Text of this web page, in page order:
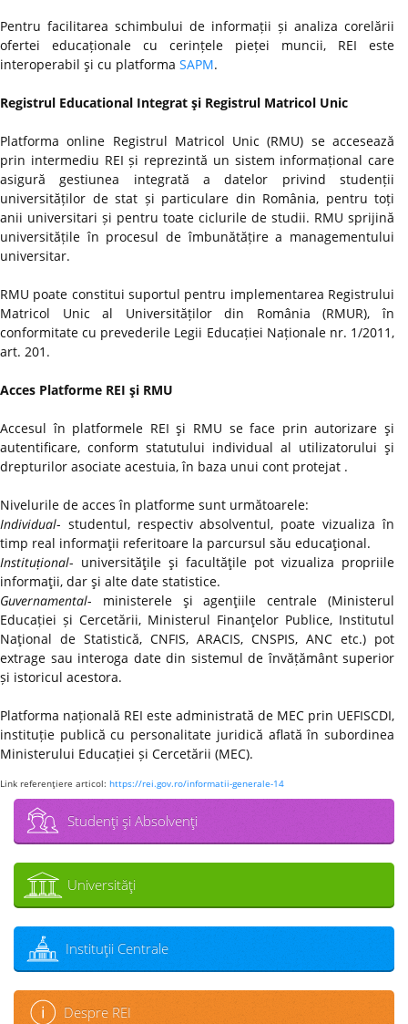
Pentru facilitarea schimbului de informații și analiza corelării
ofertei educaționale cu cerințele pieței muncii, REI este
interoperabil şi cu platforma SAPM.
Registrul Educational Integrat şi Registrul Matricol Unic
Platforma online Registrul Matricol Unic (RMU) se accesează
prin intermediu REI și reprezintă un sistem informațional care
asigură gestiunea integrată a datelor privind studenții
universităților de stat și particulare din România, pentru toți
anii universitari și pentru toate ciclurile de studii. RMU sprijină
universitățile în procesul de îmbunătățire a managementului
universitar.
RMU poate constitui suportul pentru implementarea Registrului
Matricol Unic al Universităților din România (RMUR), în
conformitate cu prevederile Legii Educației Naționale nr. 1/2011,
art. 201.
Acces Platforme REI şi RMU
Accesul în platformele REI şi RMU se face prin autorizare şi
autentificare, conform statutului individual al utilizatorului şi
drepturilor asociate acestuia, în baza unui cont protejat .
Nivelurile de acces în platforme sunt următoarele:
Individual- studentul, respectiv absolventul, poate vizualiza în
timp real informaţii referitoare la parcursul său educaţional.
Instituțional- universităţile şi facultăţile pot vizualiza propriile
informaţii, dar şi alte date statistice.
Guvernamental- ministerele şi agenţiile centrale (Ministerul
Educației și Cercetării, Ministerul Finanţelor Publice, Institutul
Naţional de Statistică, CNFIS, ARACIS, CNSPIS, ANC etc.) pot
extrage sau interoga date din sistemul de învățământ superior
și istoricul acestora.
Platforma națională REI este administrată de MEC prin UEFISCDI,
instituție publică cu personalitate juridică aflată în subordinea
Ministerului Educației și Cercetării (MEC).
Link referenţiere articol: https://rei.gov.ro/informatii-generale-14
Studenţi şi Absolvenţi
Universităţi
Instituţii Centrale
Despre REI